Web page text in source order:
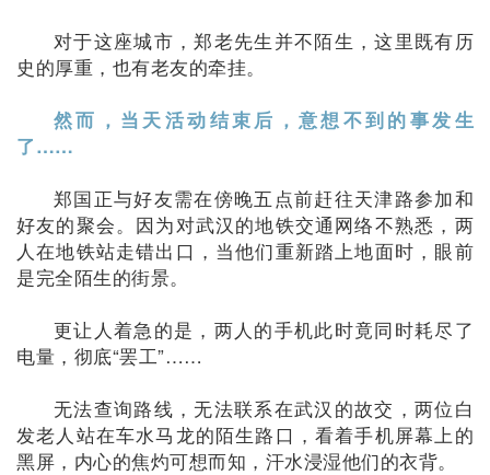
对于这座城市，郑老先生并不陌生，这里既有历
史的厚重，也有老友的牵挂。
然而，当天活动结束后，意想不到的事发生
了……
郑国正与好友需在傍晚五点前赶往天津路参加和
好友的聚会。因为对武汉的地铁交通网络不熟悉，两
人在地铁站走错出口，当他们重新踏上地面时，眼前
是完全陌生的街景。
更让人着急的是，两人的手机此时竟同时耗尽了
电量，彻底“罢工”……
无法查询路线，无法联系在武汉的故交，两位白
发老人站在车水马龙的陌生路口，看着手机屏幕上的
黑屏，内心的焦灼可想而知，汗水浸湿他们的衣背。